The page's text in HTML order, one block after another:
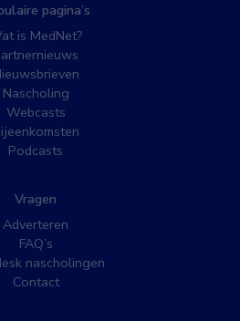
pagina’s
is MedNet?
Nascholing
Webcasts
Podcasts
Vragen
Adverteren
FAQ’s
nascholingen
Contact